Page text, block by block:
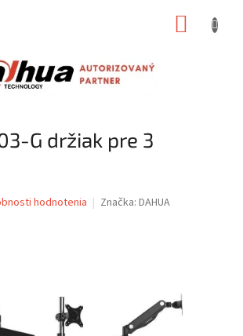
G držiak pre 3
hodnotenia Značka: DAHUA